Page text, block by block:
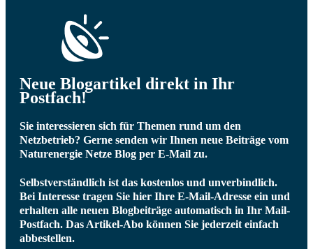
Neue Blogartikel direkt in Ihr
Postfach!
Sie interessieren sich für Themen rund um den
Netzbetrieb? Gerne senden wir Ihnen neue Beiträge vom
Naturenergie Netze Blog per E-Mail zu.
Selbstverständlich ist das kostenlos und unverbindlich.
Bei Interesse tragen Sie hier Ihre E-Mail-Adresse ein und
erhalten alle neuen Blogbeiträge automatisch in Ihr Mail-
Postfach. Das Artikel-Abo können Sie jederzeit einfach
abbestellen.